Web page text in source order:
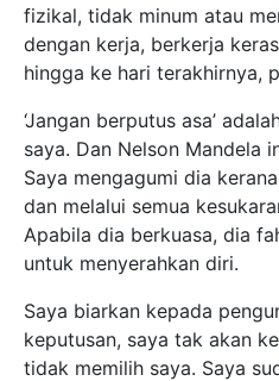
fizikal, tidak minum atau
dengan kerja, berkerja
hingga ke hari terakhirnya,
‘Jangan berputus asa’
saya. Dan Nelson Mandela
Saya mengagumi dia
dan melalui semua
Apabila dia berkuasa, dia
untuk menyerahkan diri.
Saya biarkan kepada
keputusan, saya tak akan
tidak memilih saya. Saya